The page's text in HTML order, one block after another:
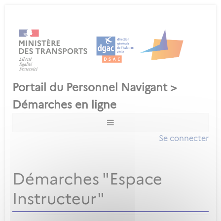
Se connecter
Démarches "Espace
Instructeur"